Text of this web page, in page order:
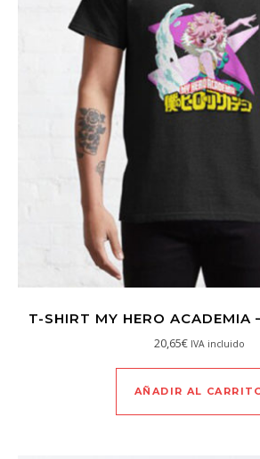
T-SHIRT MY HERO ACADEMIA
20,65€ IVA incluido
AÑADIR AL